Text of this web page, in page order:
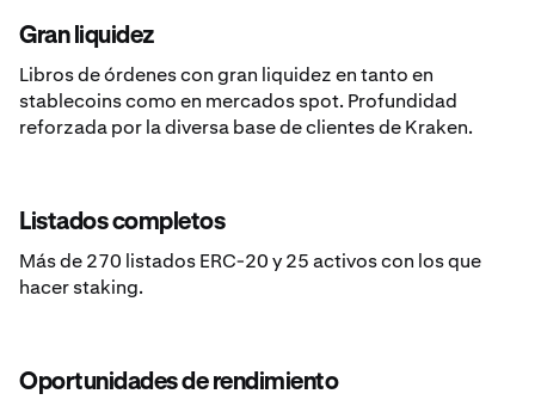
Gran liquidez
Libros de órdenes con gran liquidez en tanto en
stablecoins como en mercados spot. Profundidad
reforzada por la diversa base de clientes de Kraken.
Listados completos
Más de 270 listados ERC-20 y 25 activos con los que
hacer staking.
Oportunidades de rendimiento